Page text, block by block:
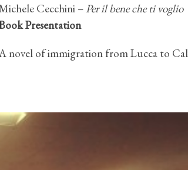
Cecchini –Per il bene che ti voglio
Presentation
novel of immigration from Lucca to